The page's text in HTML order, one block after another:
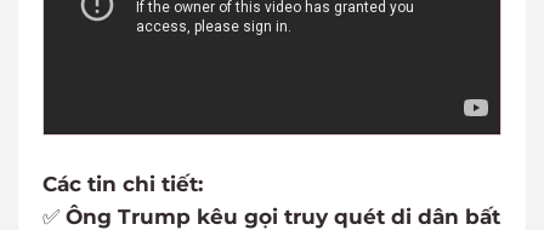
Các tin chi tiết:
✅ Ông Trump kêu gọi truy quét di dân bất